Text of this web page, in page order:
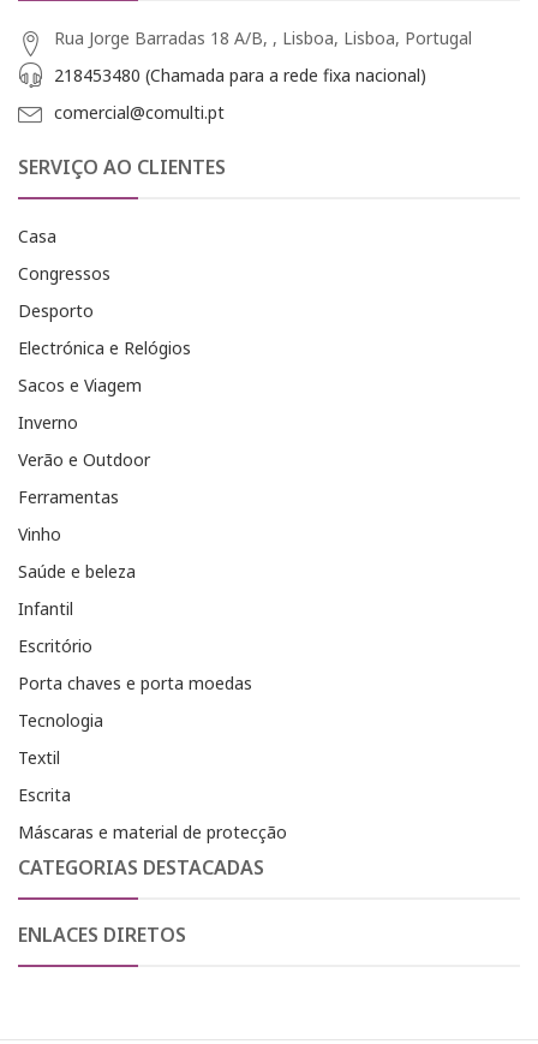
Rua Jorge Barradas 18 A/B, , Lisboa, Lisboa, Portugal
218453480 (Chamada para a rede fixa nacional)
comercial@comulti.pt
SERVIÇO AO CLIENTES
Casa
Congressos
Desporto
Electrónica e Relógios
Sacos e Viagem
Inverno
Verão e Outdoor
Ferramentas
Vinho
Saúde e beleza
Infantil
Escritório
Porta chaves e porta moedas
Tecnologia
Textil
Escrita
Máscaras e material de protecção
CATEGORIAS DESTACADAS
ENLACES DIRETOS